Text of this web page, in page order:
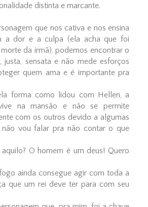
distinta e marcante.
que nos cativa e nos ensina
a dor e a culpa (ela acha que foi
da irmã), podemos encontrar o
justa, sensata e não mede esforços
quem ama e é importante pra
forma como lidou com Hellen, a
na mansão e não se permite
com os outros devido a algumas
não vou falar pra não contar o que
O homem é um deus! Quero
ainda consegue agir com toda a
que um rei deve ter para com seu